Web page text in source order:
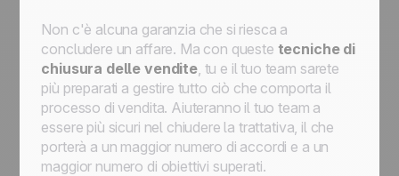
Non c'è alcuna garanzia che si riesca a
concludere un affare. Ma con queste tecniche di
chiusura delle vendite, tu e il tuo team sarete
più preparati a gestire tutto ciò che comporta il
processo di vendita. Aiuteranno il tuo team a
essere più sicuri nel chiudere la trattativa, il che
porterà a un maggior numero di accordi e a un
maggior numero di obiettivi superati.